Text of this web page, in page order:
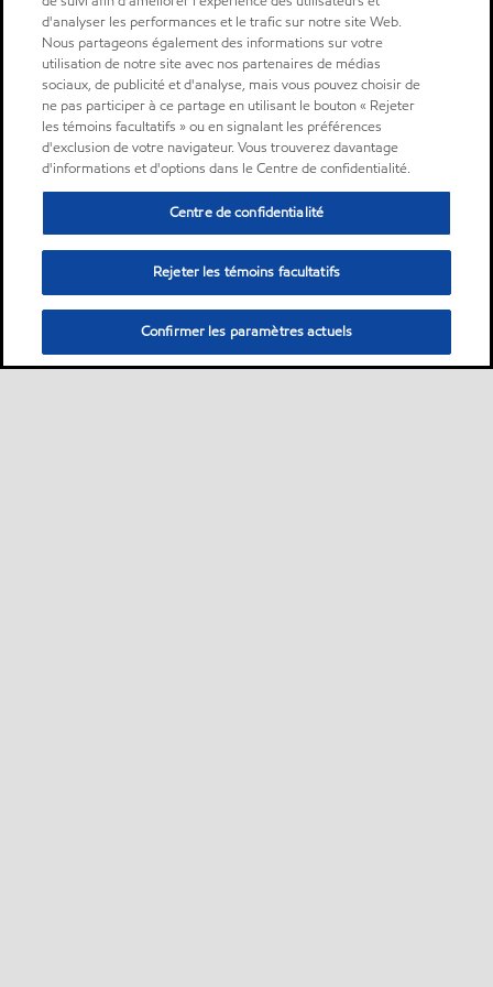
d'analyser les performances et le trafic sur notre site Web.
Nous partageons également des informations sur votre
utilisation de notre site avec nos partenaires de médias
sociaux, de publicité et d'analyse, mais vous pouvez choisir de
ne pas participer à ce partage en utilisant le bouton « Rejeter
les témoins facultatifs » ou en signalant les préférences
d'exclusion de votre navigateur. Vous trouverez davantage
d'informations et d'options dans le Centre de confidentialité.
Centre de confidentialité
Rejeter les témoins facultatifs
Confirmer les paramètres actuels